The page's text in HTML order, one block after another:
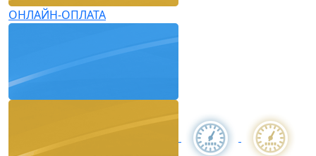
ОНЛАЙН-ОПЛАТА